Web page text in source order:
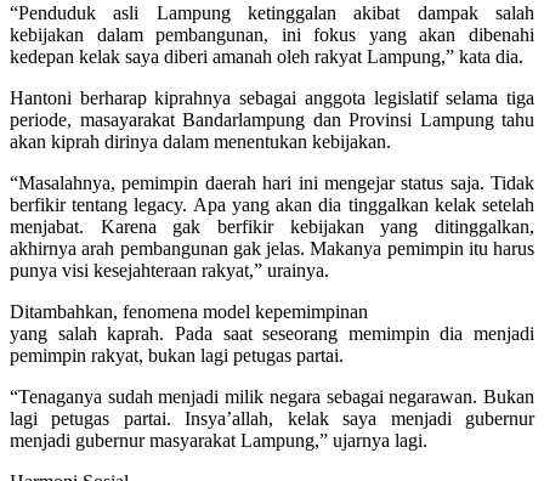
“Penduduk asli Lampung ketinggalan akibat dampak salah
kebijakan dalam pembangunan, ini fokus yang akan dibenahi
kedepan kelak saya diberi amanah oleh rakyat Lampung,” kata dia.
Hantoni berharap kiprahnya sebagai anggota legislatif selama tiga
periode, masayarakat Bandarlampung dan Provinsi Lampung tahu
akan kiprah dirinya dalam menentukan kebijakan.
“Masalahnya, pemimpin daerah hari ini mengejar status saja. Tidak
berfikir tentang legacy. Apa yang akan dia tinggalkan kelak setelah
menjabat. Karena gak berfikir kebijakan yang ditinggalkan,
akhirnya arah pembangunan gak jelas. Makanya pemimpin itu harus
punya visi kesejahteraan rakyat,” urainya.
Ditambahkan, fenomena model kepemimpinan
yang salah kaprah. Pada saat seseorang memimpin dia menjadi
pemimpin rakyat, bukan lagi petugas partai.
“Tenaganya sudah menjadi milik negara sebagai negarawan. Bukan
lagi petugas partai. Insya’allah, kelak saya menjadi gubernur
menjadi gubernur masyarakat Lampung,” ujarnya lagi.